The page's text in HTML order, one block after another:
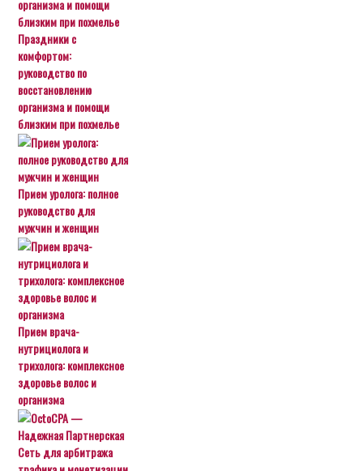
Праздники с
комфортом:
руководство по
восстановлению
организма и помощи
близким при похмелье
Прием уролога: полное
руководство для
мужчин и женщин
Прием врача-
нутрициолога и
трихолога: комплексное
здоровье волос и
организма